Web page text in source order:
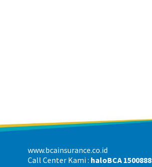
www.bcainsurance.co.id
Call Center Kami : haloBCA 1500888